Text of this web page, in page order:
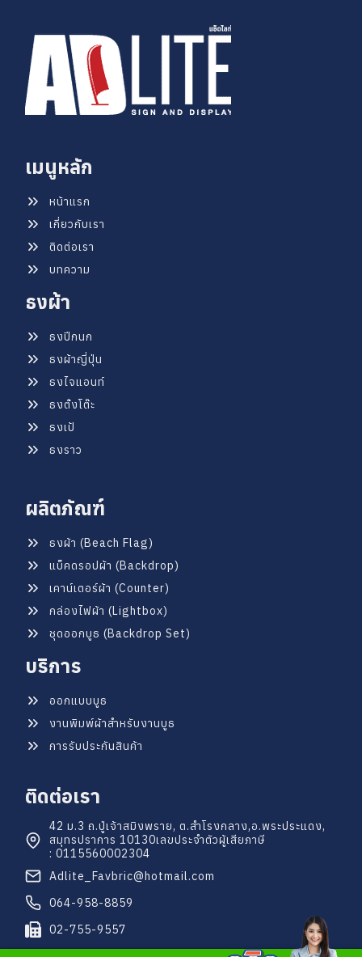
เมนูหลัก
หน้าแรก
เกี่ยวกับเรา
ติดต่อเรา
บทความ
ธงผ้า
ธงปีกนก
ธงผ้าญี่ปุ่น
ธงไจแอนท์
ธงตั้งโต๊ะ
ธงเป้
ธงราว
ผลิตภัณฑ์
ธงผ้า (Beach Flag)
แบ็คดรอปผ้า (Backdrop)
เคาน์เตอร์ผ้า (Counter)
กล่องไฟผ้า (Lightbox)
ชุดออกบูธ (Backdrop Set)
บริการ
ออกแบบบูธ
งานพิมพ์ผ้าสำหรับงานบูธ
การรับประกันสินค้า
ติดต่อเรา
42 ม.3 ถ.ปู่เจ้าสมิงพราย, ต.สำโรงกลาง,อ.พระประแดง,
สมุทรปราการ 10130เลขประจำตัวผู้เสียภาษี
: 0115560002304
Adlite_Favbric@hotmail.com
064-958-8859
02-755-9557